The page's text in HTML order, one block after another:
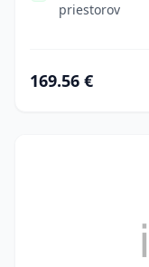
priestorov
169.56 €